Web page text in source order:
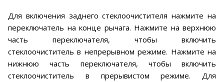
Для включения заднего стеклоочистителя нажмите на
переключатель на конце рычага. Нажмите на верхнюю
часть переключателя, чтобы включить
стеклоочиститель в непрерывном режиме. Нажмите на
нижнюю часть переключателя, чтобы включить
стеклоочиститель в прерывистом режиме. Для